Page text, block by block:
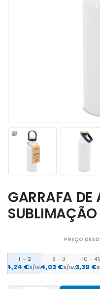
GARRAFA DE
SUBLIMAÇÃO
PREÇO
1 – 2
4,24 €S/IVA
3 – 9
4,03 €S/IVA
10 –
3,39 €